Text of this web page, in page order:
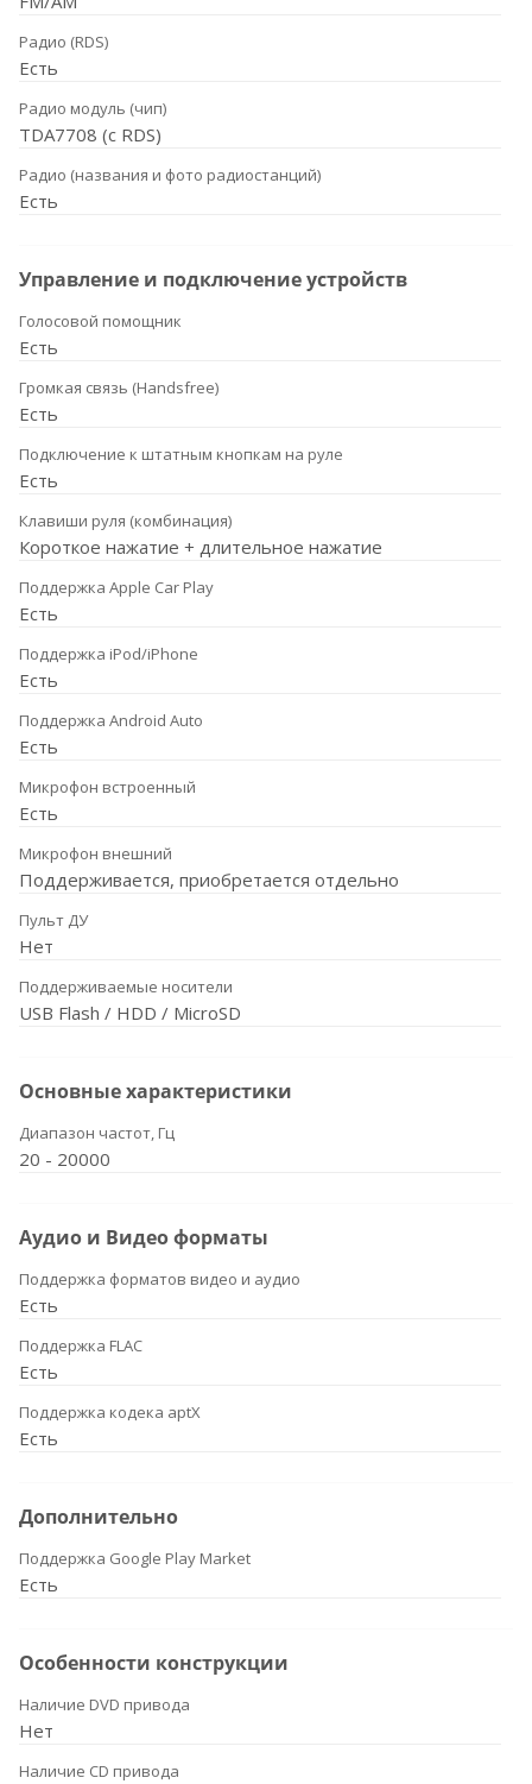
Радио (RDS)
Есть
Радио модуль (чип)
TDA7708 (с RDS)
Радио (названия и фото радиостанций)
Есть
Управление и подключение устройств
Голосовой помощник
Есть
Громкая связь (Handsfree)
Есть
Подключение к штатным кнопкам на руле
Есть
Клавиши руля (комбинация)
Короткое нажатие + длительное нажатие
Поддержка Apple Car Play
Есть
Поддержка iPod/iPhone
Есть
Поддержка Android Auto
Есть
Микрофон встроенный
Есть
Микрофон внешний
Поддерживается, приобретается отдельно
Пульт ДУ
Нет
Поддерживаемые носители
USB Flash / HDD / MicroSD
Основные характеристики
Диапазон частот, Гц
20 - 20000
Аудио и Видео форматы
Поддержка форматов видео и аудио
Есть
Поддержка FLAC
Есть
Поддержка кодека aptX
Есть
Дополнительно
Поддержка Google Play Market
Есть
Особенности конструкции
Наличие DVD привода
Нет
Наличие CD привода